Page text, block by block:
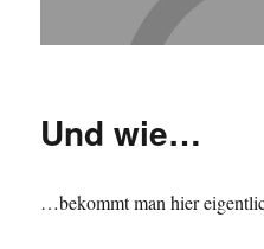
Und wie…
…bekommt man hier